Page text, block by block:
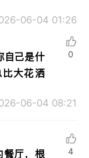
06-04 01:26
自己是什
大花洒
06-04 08:21
0
餐厅，根
4